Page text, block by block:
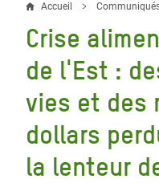
Fil
d'Ariane
Accueil
Crise
de l'Est :
vies et des
dollars
la lenteur